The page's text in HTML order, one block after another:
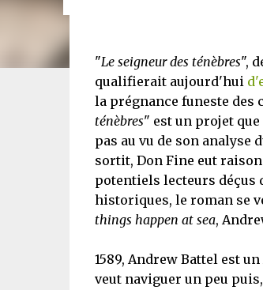
"Le seigneur des ténèbres",
qualifierait aujourd'hui
la prégnance funeste
ténèbres" est un projet
pas au vu de son
sortit, Don Fine eut raison
potentiels lecteurs déçus
historiques, le roman se
things happen at sea,
1589, Andrew Battel est
veut naviguer un peu